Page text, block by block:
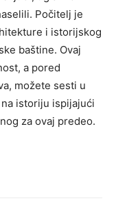
Počitelj je
i istorijskog
baštine. Ovaj
a pored
možete sesti u
istoriju ispijajući
za ovaj predeo.